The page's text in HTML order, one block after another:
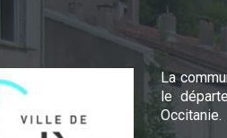
La
le
Occitanie.